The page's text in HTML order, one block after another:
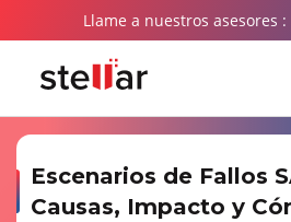
Llame a nuestros asesores :
Escenarios de Fallos
Causas, Impacto y